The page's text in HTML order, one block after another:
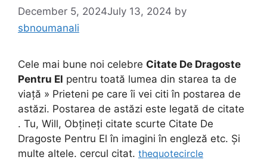
December 5, 2024July 13, 2024 by
sbnoumanali
Cele mai bune noi celebre Citate De Dragoste
Pentru El pentru toată lumea din starea ta de
viață » Prieteni pe care îi vei citi în postarea de
astăzi. Postarea de astăzi este legată de citate
. Tu, Will, Obțineți citate scurte Citate De
Dragoste Pentru El în imagini în engleză etc. Și
multe altele. cercul citat. thequotecircle